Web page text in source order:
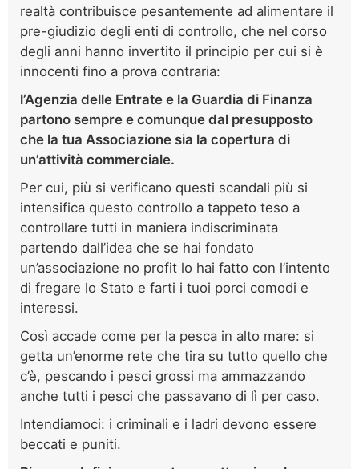
realtà contribuisce pesantemente ad alimentare il
pre-giudizio degli enti di controllo, che nel corso
degli anni hanno invertito il principio per cui si è
innocenti fino a prova contraria:
l’Agenzia delle Entrate e la Guardia di Finanza
partono sempre e comunque dal presupposto
che la tua Associazione sia la copertura di
un’attività commerciale.
Per cui, più si verificano questi scandali più si
intensifica questo controllo a tappeto teso a
controllare tutti in maniera indiscriminata
partendo dall’idea che se hai fondato
un’associazione no profit lo hai fatto con l’intento
di fregare lo Stato e farti i tuoi porci comodi e
interessi.
Così accade come per la pesca in alto mare: si
getta un’enorme rete che tira su tutto quello che
c’è, pescando i pesci grossi ma ammazzando
anche tutti i pesci che passavano di lì per caso.
Intendiamoci: i criminali e i ladri devono essere
beccati e puniti.